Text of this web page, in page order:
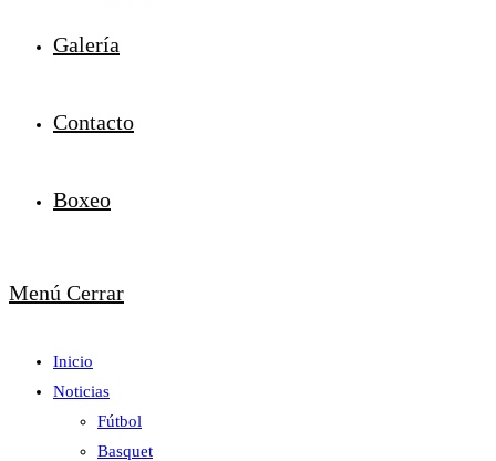
Galería
Contacto
Boxeo
Menú Cerrar
Inicio
Noticias
Fútbol
Basquet